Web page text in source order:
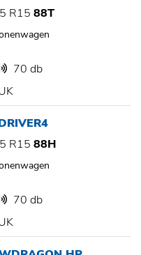
R15 88T
70 db
R15 88H
70 db